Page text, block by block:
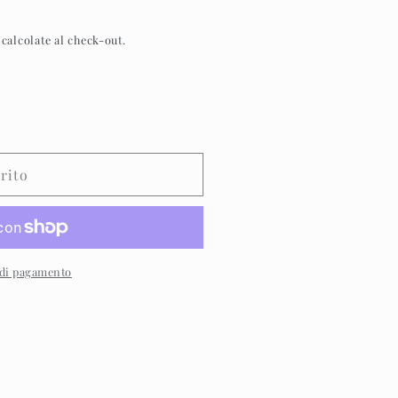
calcolate al check-out.
pagamento